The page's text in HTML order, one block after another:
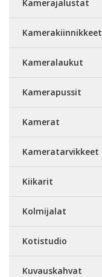
Kamerajalustat
Kamerakiinnikkeet
Kameralaukut
Kamerapussit
Kamerat
Kameratarvikkeet
Kiikarit
Kolmijalat
Kotistudio
Kuvauskahvat